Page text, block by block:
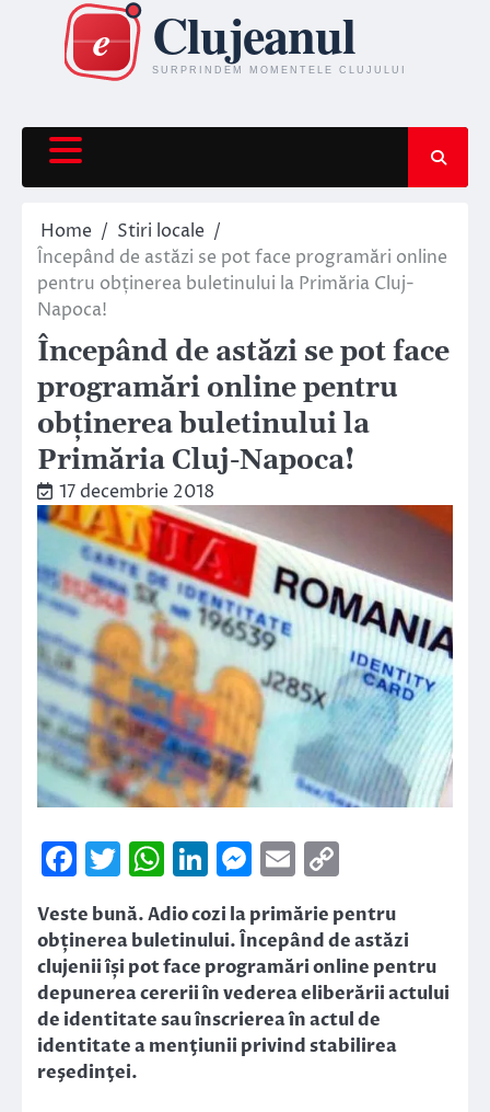
content
Home
Stiri locale
Începând de astăzi se pot face programări online
pentru obținerea buletinului la Primăria Cluj-
Napoca!
Începând de astăzi se pot face
programări online pentru
obținerea buletinului la
Primăria Cluj-Napoca!
17 decembrie 2018
Facebook
Twitter
WhatsApp
LinkedIn
Messenger
Email
Veste bună. Adio cozi la primărie pentru
obținerea buletinului. Începând de astăzi
clujenii își pot face programări online pentru
depunerea cererii în vederea eliberării actului
de identitate sau înscrierea în actul de
identitate a menţiunii privind stabilirea
reşedinţei.